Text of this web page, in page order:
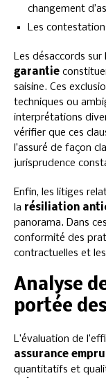
changement
Les
Les désaccords sur
garantie
saisine. Ces
techniques ou
interprétations
vérifier que ces
l’assuré de façon
jurisprudence
Enfin, les litiges
la résiliation
panorama. Dans
conformité des
contractuelles et
Analyse
portée
L’évaluation de
assurance
quantitatifs et